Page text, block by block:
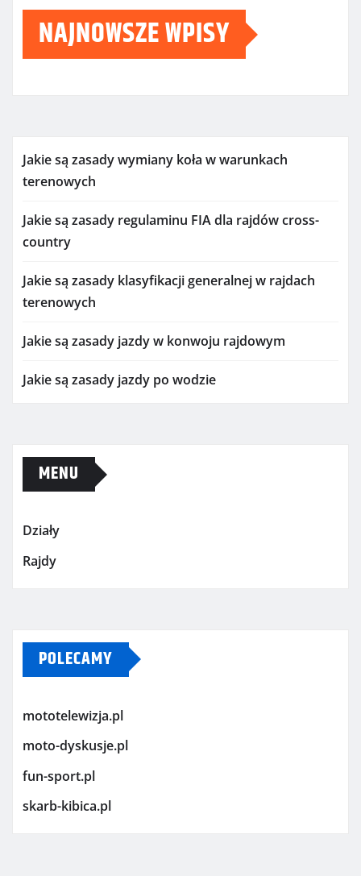
NAJNOWSZE WPISY
Jakie są zasady wymiany koła w warunkach
terenowych
Jakie są zasady regulaminu FIA dla rajdów cross-
country
Jakie są zasady klasyfikacji generalnej w rajdach
terenowych
Jakie są zasady jazdy w konwoju rajdowym
Jakie są zasady jazdy po wodzie
MENU
Działy
Rajdy
POLECAMY
mototelewizja.pl
moto-dyskusje.pl
fun-sport.pl
skarb-kibica.pl